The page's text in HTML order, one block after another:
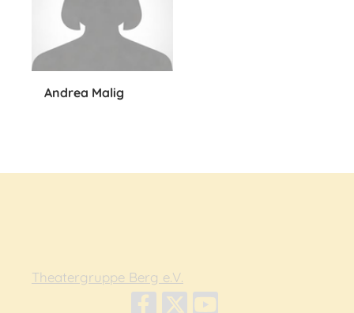
Andrea Malig
Theatergruppe Berg e.V.